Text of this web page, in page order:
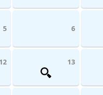
5 6
12 13